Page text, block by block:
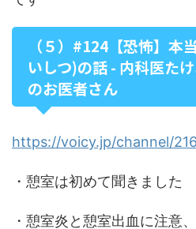
（５）#124【恐怖】本
いしつ)の話 - 内科医た
のお医者さん
https://voicy.jp/channel/
・憩室は初めて聞きました
・憩室炎と憩室出血に注意